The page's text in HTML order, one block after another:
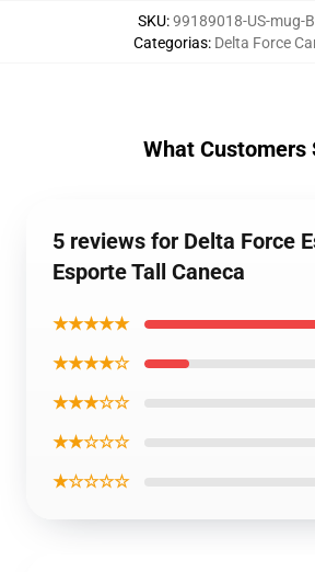
SKU:99189018-US-mug-
Categorias: Delta Force
What Customers
5 reviews for Delta Force
Esporte Tall Caneca
★★★★★
★★★★☆
★★★☆☆
★★☆☆☆
★☆☆☆☆